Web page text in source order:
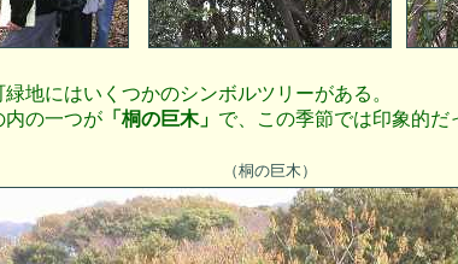
緑地にはいくつかのシンボルツリーがある。
内の一つが 「桐の巨木」 で、この季節では印象的だ
（桐の巨木）